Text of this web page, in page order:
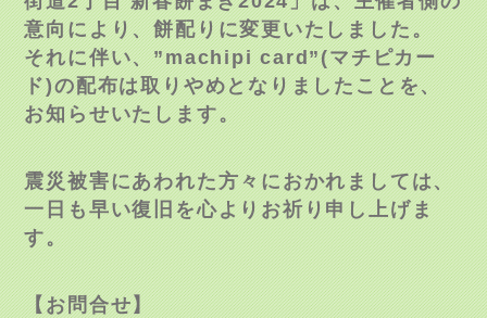
意向により、餅配りに変更いたしました。
それに伴い、”machipi card”(マチピカー
ド)の配布は取りやめとなりましたことを、
お知らせいたします。
震災被害にあわれた方々におかれましては、
一日も早い復旧を心よりお祈り申し上げま
す。
【お問合せ】